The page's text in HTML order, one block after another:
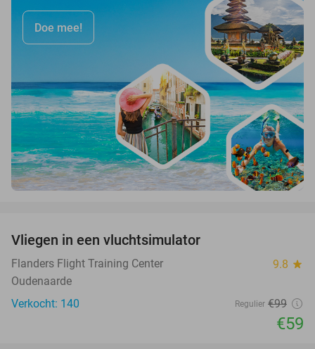
Doe mee!
Vliegen in een vluchtsimulator
Flanders Flight Training Center 9.8 star
Oudenaarde
Verkocht: 140
Regulier €99
€59